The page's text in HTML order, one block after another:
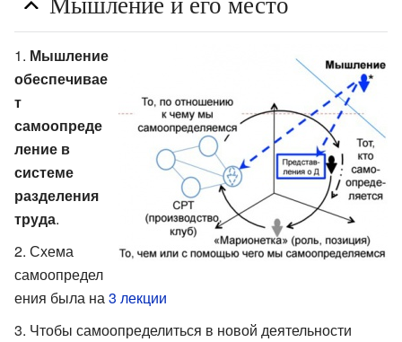
Мышление
обеспечивае
т
самоопреде
ление в
системе
разделения
труда.
Схема
самоопредел
ения была на3 лекции
Чтобы самоопределиться в новой деятельности